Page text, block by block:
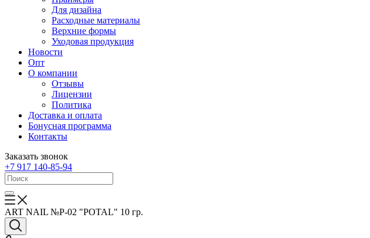
Для дизайна
Расходные материалы
Верхние формы
Уходовая продукция
Новости
Опт
О компании
Отзывы
Лицензии
Политика
Доставка и оплата
Бонусная программа
Контакты
Заказать звонок
+7 917 140-85-94
ART NAIL №P-02 "POTAL" 10 гр.